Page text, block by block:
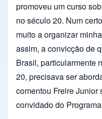
promoveu um curso
no século 20. Num
muito a organizar
assim, a convicção de
Brasil, particularmente
20, precisava ser
comentou Freire
convidado do Programa